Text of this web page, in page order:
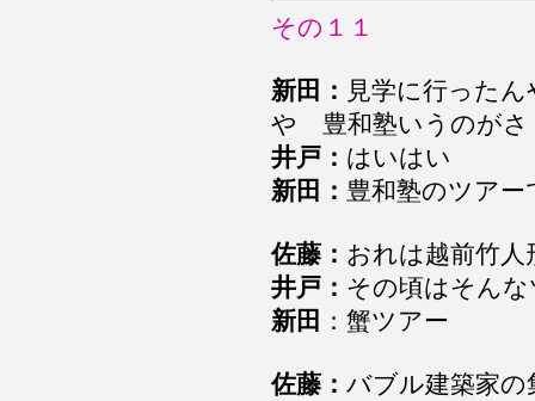
その１１
新田： 見学に行った
や 豊和塾いうのがさ
井戸： はいはい
新田： 豊和塾のツア
佐藤： おれは越前竹
井戸： その頃はそん
新田 ：蟹ツアー
佐藤： バブル建築家